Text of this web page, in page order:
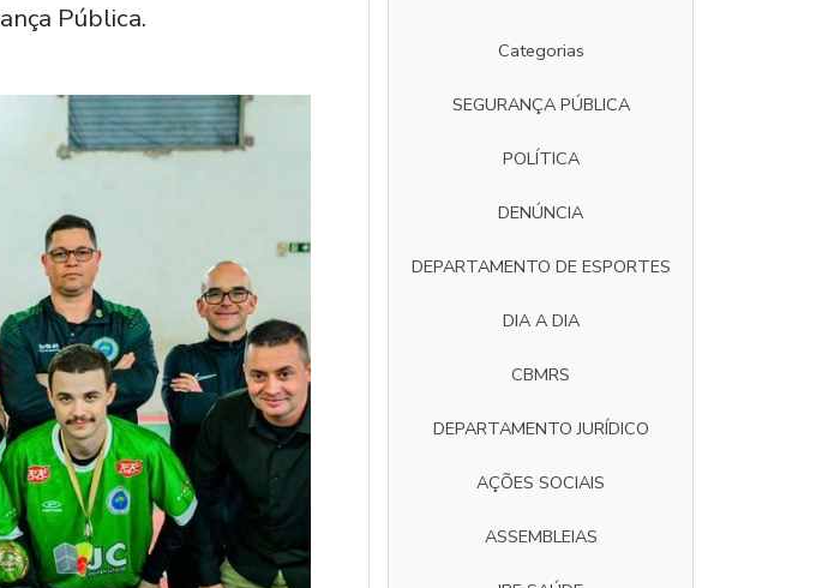
Pública.
Categorias
SEGURANÇA PÚBLICA
POLÍTICA
DENÚNCIA
DEPARTAMENTO DE ESPORTES
DIA A DIA
CBMRS
DEPARTAMENTO JURÍDICO
AÇÕES SOCIAIS
ASSEMBLEIAS